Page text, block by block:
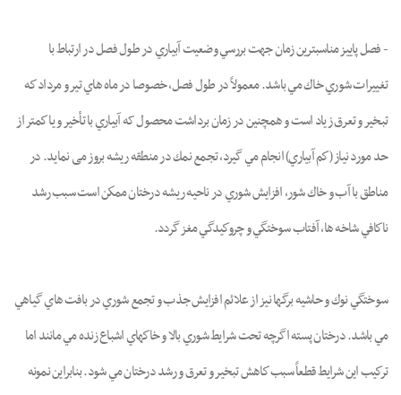
- فصل پاييز مناسبترين زمان جهت بررسي وضعيت آبياري در طول فصل در ارتباط با
تغييرات شوري خاك مي باشد. معمولاً در طول فصل، خصوصا در ماه هاي تير و مرداد كه
تبخير و تعرق زياد است و همچنین در زمان برداشت محصول که آبياري با تأخير و يا كمتر از
حد مورد نياز (كم آبياري) انجام مي گيرد، تجمع نمك در منطقه ريشه بروز می نماید. در
مناطق با آب و خاك شور، افزايش شوري در ناحيه ريشه درختان ممكن است سبب رشد
ناكافي شاخه ها، آفتاب سوختگي و چروكيدگي مغز گردد.
سوختگي نوك و حاشيه برگها نيز از علائم افزايش جذب و تجمع شوري در بافت هاي گياهي
مي باشد. درختان پسته اگرچه تحت شرايط شوري بالا و خاكهاي اشباع زنده مي مانند اما
تركيب اين شرايط قطعاً سبب كاهش تبخير و تعرق و رشد درختان مي شود. بنابراين نمونه